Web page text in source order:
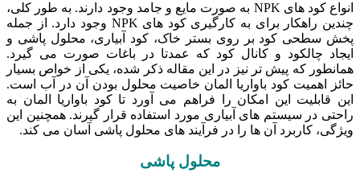
انواع کود های NPK به صورت مایع و جامد وجود دارند. به طور کلی،
چندین راهکار برای به ‌کارگیری کود های NPK وجود دارد. از جمله
پخش سطحی کود بر روی بستر خاک، کود آبیاری، محلول پاشی و
ایجاد چالکود و کانال‌ کود که عمدتا در باغات صورت می گیرد.
همانطور که پیش تر نیز در این مقاله ذکر شده، یکی از خواص بسیار
حائز اهمیت کود باواریا المان خاصیت محلول بودن آن در آب است.
این قابلیت این امکان را فراهم می ‌آورد تا کود باواریا المان به
راحتی در سیستم‌ های آبیاری مورد استفاده قرار گیرند. همچنین این
ویژگی، کاربرد آن ‌ها را در فرآیند های محلول ‌پاشی آسان می ‌کند.
محلول پاشی